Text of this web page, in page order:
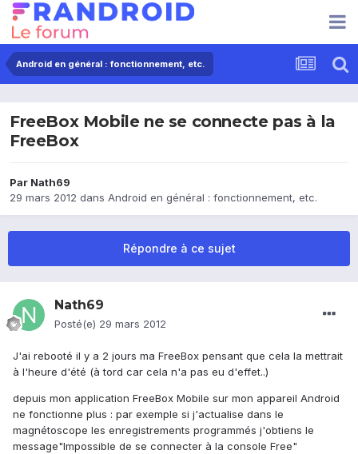
Android en général : fonctionnement, etc.
FreeBox Mobile ne se connecte pas à la
FreeBox
Par Nath69
29 mars 2012 dans Android en général : fonctionnement, etc.
Répondre à ce sujet
Nath69
Posté(e) 29 mars 2012
J'ai rebooté il y a 2 jours ma FreeBox pensant que cela la mettrait
à l'heure d'été (à tord car cela n'a pas eu d'effet..)
depuis mon application FreeBox Mobile sur mon appareil Android
ne fonctionne plus : par exemple si j'actualise dans le
magnétoscope les enregistrements programmés j'obtiens le
message"Impossible de se connecter à la console Free"